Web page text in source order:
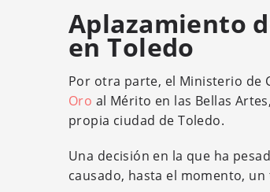
Aplazamiento
en Toledo
Por otra parte, el Ministerio de
Oro al Mérito en las Bellas
propia ciudad de Toledo.
Una decisión en la que ha
causado, hasta el momento,